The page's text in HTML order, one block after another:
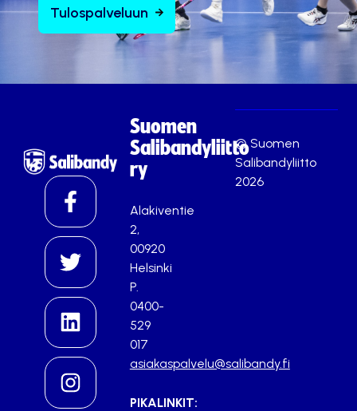
Tulospalveluun
Suomen
Salibandyliitto
ry
Alakiventie
2,
00920
Helsinki
P.
0400-
529
017
asiakaspalvelu@salibandy.fi
PIKALINKIT:
© Suomen
Salibandyliitto
2026